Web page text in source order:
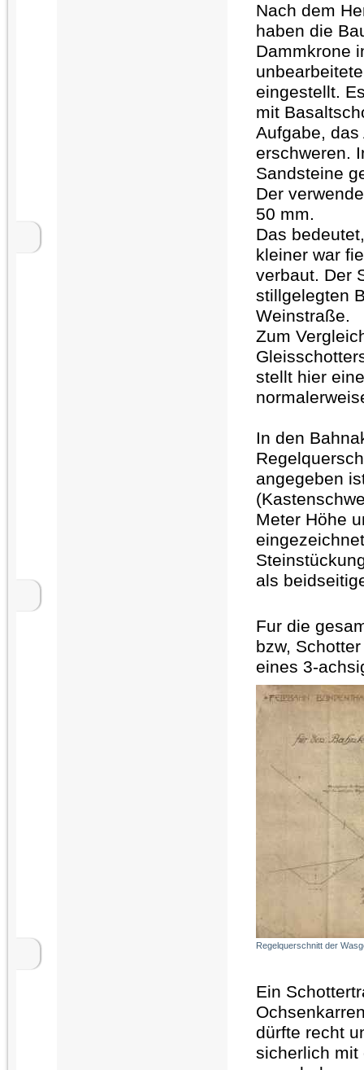
Nach dem
haben die
Dammkrone
eingestellt.
mit
Aufgabe,
erschweren.
Sandsteine
Der
50 mm.
Das
kleiner war
verbaut. Der
stillgelegten
Weinstraße.
Zum
stellt hier
In den
angegeben
Meter Höhe
als
Fur die
bzw,
eines 3-
Regelquerschnitt der
Ein
dürfte recht
sicherlich mit